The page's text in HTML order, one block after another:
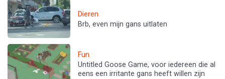
Dieren
Brb, even mijn gans uitlaten
Fun
Untitled Goose Game, voor iedereen die al
eens een irritante gans heeft willen zijn